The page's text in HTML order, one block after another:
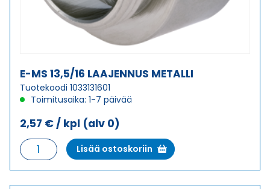
E-MS 13,5/16 LAAJENNUS METALLI
Tuotekoodi 1033131601
Toimitusaika: 1-7 päivää
2,57 € / kpl (alv 0)
E-
MS
13,5/16
Lisää ostoskoriin